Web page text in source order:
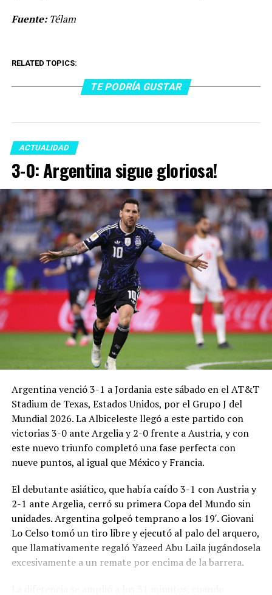
Fuente:Télam
RELATED TOPICS:
TE PODRÍA GUSTAR
ACTUALIDAD
3-0: Argentina sigue gloriosa!
Argentina venció 3-1 a Jordania este sábado en el AT&T
Stadium de Texas, Estados Unidos, por el Grupo J del
Mundial 2026. La Albiceleste llegó a este partido con
victorias 3-0 ante Argelia y 2-0 frente a Austria, y con
este nuevo triunfo completó una fase perfecta con
nueve puntos, al igual que México y Francia.
El debutante asiático, que había caído 3-1 con Austria y
2-1 ante Argelia, cerró su primera Copa del Mundo sin
unidades. Argentina golpeó temprano a los 19′. Giovani
Lo Celso tomó un tiro libre y ejecutó al palo del arquero,
que llamativamente regaló Yazeed Abu Laila jugándosela
excesivamente a un remate por encima de la barrera.